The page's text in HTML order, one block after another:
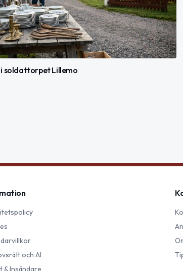
i soldattorpet Lillemo
och AI
& Insändare